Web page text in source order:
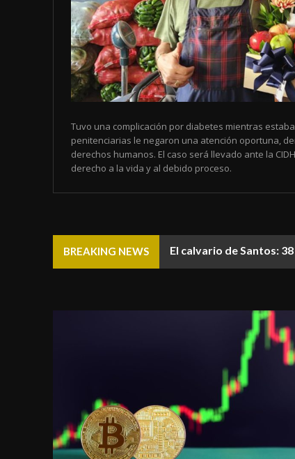
Tuvo una complicación por diabetes mientras
penitenciarias le negaron una atención oportuna,
derechos humanos. El caso será llevado ante la
derecho a la vida y al debido proceso.
BREAKING NEWS El calvario de Santos: